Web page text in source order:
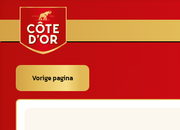
Vorige pagina